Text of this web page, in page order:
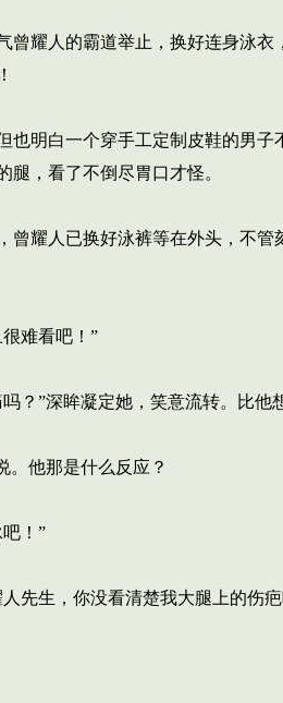
耀人的霸道举止，换好连身泳衣
明白一个穿手工定制皮鞋的男子
腿，看了不倒尽胃口才怪。
耀人已换好泳裤等在外头，不管
难看吧！”
？”深眸凝定她，笑意流转。比他
。他那是什么反应？
！”
先生，你没看清楚我大腿上的伤